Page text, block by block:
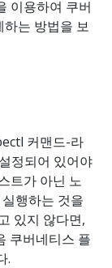
이용하여 쿠버
하는 방법을 보
커맨드-라
정되어 있어야
트가 아닌 노
행하는 것을
있지 않다면,
쿠버네티스 플
.